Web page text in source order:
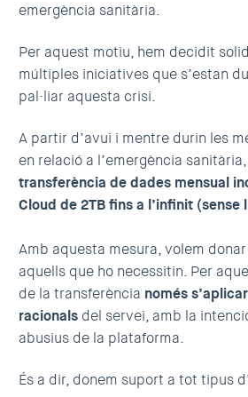
emergència sanitària.
Per aquest motiu, hem decidit
múltiples iniciatives que s’estan
pal·liar aquesta crisi.
A partir d’avui i mentre durin les
en relació a l’emergència sanitària,
transferència de dades mensual
Cloud de 2TB fins a l’infinit (sense
Amb aquesta mesura, volem
aquells que ho necessitin. Per
de la transferència només
racionals del servei, amb la
abusius de la plataforma.
És a dir, donem suport a tot tipus